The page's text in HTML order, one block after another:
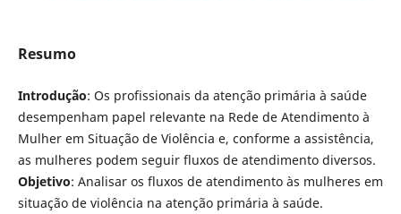
Resumo
Introdução: Os profissionais da atenção primária à saúde
desempenham papel relevante na Rede de Atendimento à
Mulher em Situação de Violência e, conforme a assistência,
as mulheres podem seguir fluxos de atendimento diversos.
Objetivo: Analisar os fluxos de atendimento às mulheres em
situação de violência na atenção primária à saúde.